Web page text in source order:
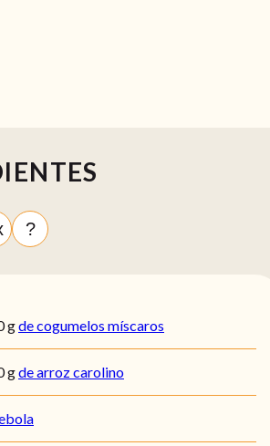
?
gde cogumelos míscaros
gde arroz carolino